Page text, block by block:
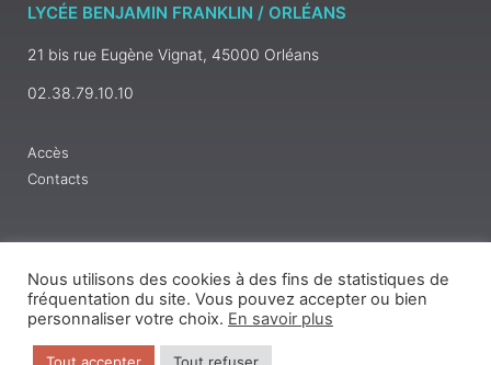
LYCÉE BENJAMIN FRANKLIN / ORLÉANS
21 bis rue Eugène Vignat, 45000 Orléans
02.38.79.10.10
Accès
Contacts
Nous utilisons des cookies à des fins de statistiques de
fréquentation du site. Vous pouvez accepter ou bien
personnaliser votre choix. En savoir plus